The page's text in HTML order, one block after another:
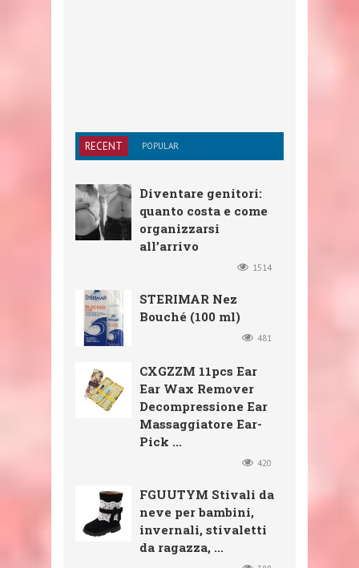
RECENT POPULAR
Diventare genitori:
quanto costa e come
organizzarsi
all’arrivo
1514
STERIMAR Nez
Bouché (100 ml)
481
CXGZZM 11pcs Ear
Ear Wax Remover
Decompressione Ear
Massaggiatore Ear-
Pick ...
420
FGUUTYM Stivali da
neve per bambini,
invernali, stivaletti
da ragazza, ...